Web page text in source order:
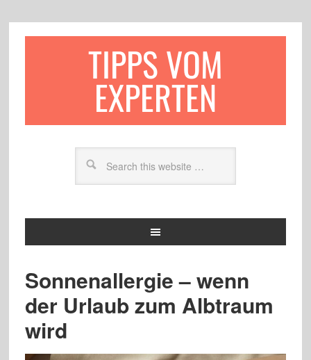
TIPPS VOM
EXPERTEN
Sonnenallergie – wenn
der Urlaub zum Albtraum
wird